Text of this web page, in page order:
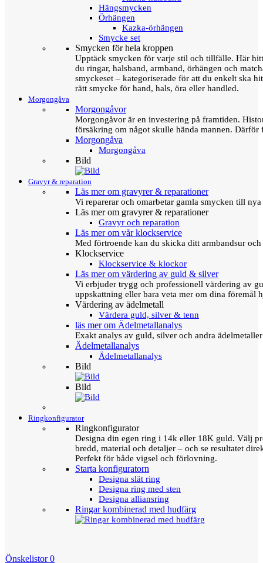
Hängsmycken
Örhängen
Kazka-örhängen
Smycke set
Smycken för hela kroppen
Upptäck smycken för varje stil och tillfälle. Här
du ringar, halsband, armband, örhängen och
smyckeset – kategoriserade för att du enkelt ska
rätt smycke för hand, hals, öra eller handled.
Morgongåva
Morgongåvor
Morgongåvor är en investering på framtiden.
försäkring om något skulle hända mannen.
Morgongåva
Morgongåva
Bild
Gravyr & reparation
Läs mer om gravyrer & reparationer
Vi reparerar och omarbetar gamla smycken till
Läs mer om gravyrer & reparationer
Gravyr och reparation
Läs mer om vår klockservice
Med förtroende kan du skicka ditt armbandsur
Klockservice
Klockservice & klockor
Läs mer om värdering av guld & silver
Vi erbjuder trygg och professionell värdering av
uppskattning eller bara veta mer om dina föremål
Värdering av ädelmetall
Värdera guld, silver & tenn
läs mer om Ädelmetallanalys
Exakt analys av guld, silver och andra
Ädelmetallanalys
Ädelmetallanalys
Bild
Bild
Ringkonfigurator
Ringkonfigurator
Designa din egen ring i 14k eller 18K guld. Välj
bredd, material och detaljer – och se resultatet
Perfekt för både vigsel och förlovning.
Starta konfiguratorn
Designa slät ring
Designa ring med sten
Designa alliansring
Ringar kombinerad med hudfärg
Önskelistor 0